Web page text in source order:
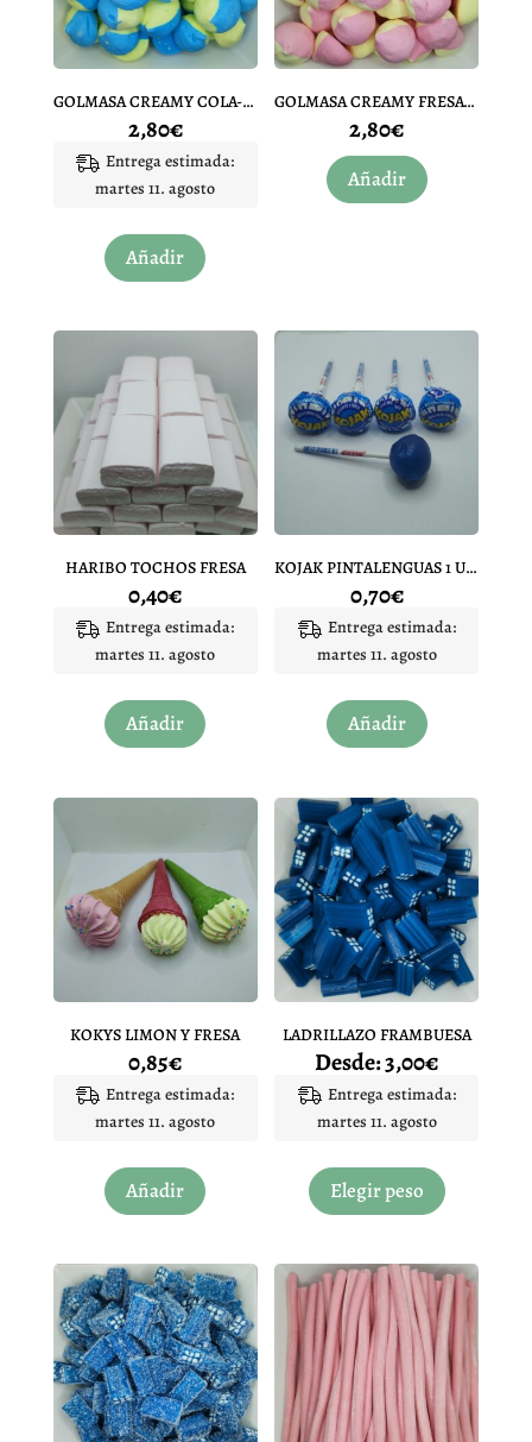
GOLMASA CREAMY COLA-PLATANO 10 UNIDADES
2,80€
Entrega estimada:
martes 11. agosto
Añadir
GOLMASA CREAMY FRESA-PLATANO 10 UNIDADES
2,80€
Añadir
HARIBO TOCHOS FRESA
0,40€
Entrega estimada:
martes 11. agosto
Añadir
KOJAK PINTALENGUAS 1 UNIDAD
0,70€
Entrega estimada:
martes 11. agosto
Añadir
KOKYS LIMON Y FRESA
0,85€
Entrega estimada:
martes 11. agosto
Añadir
LADRILLAZO FRAMBUESA
Desde:3,00€
Entrega estimada:
martes 11. agosto
Elegir peso
producto
variantes.
Las
opciones
se
pueden
elegir
en